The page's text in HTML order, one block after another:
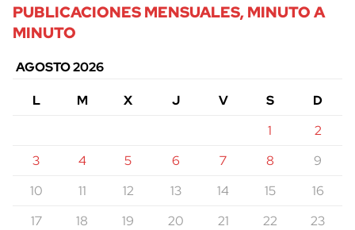
PUBLICACIONES MENSUALES, MINUTO A
MINUTO
AGOSTO 2026
L
M X J V S
D
1
2
3
4 5 6 7 8
9
10
11 12 13 14 15
16
17
18 19 20 21 22
23